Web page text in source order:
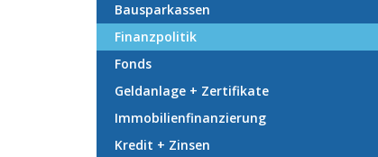
Bausparkassen
Finanzpolitik
Fonds
Geldanlage + Zertifikate
Immobilienfinanzierung
Kredit + Zinsen